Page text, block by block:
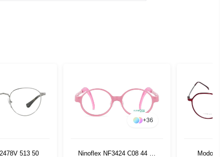
513 50
+36
Ninoflex NF3424 C08 44 16
Modo